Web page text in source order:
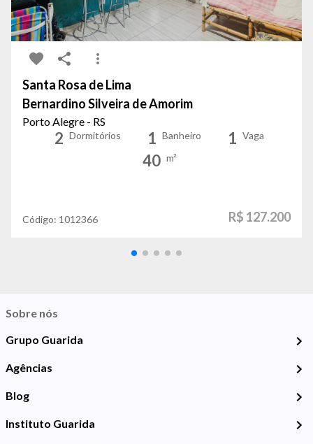
Santa Rosa de Lima
Bernardino Silveira de Amorim
Porto Alegre - RS
2 Dormitórios 1 Banheiro 1 Vaga
40 m²
Código: 1012366 R$ 127.200
Sobre nós
Grupo Guarida
Agências
Blog
Instituto Guarida